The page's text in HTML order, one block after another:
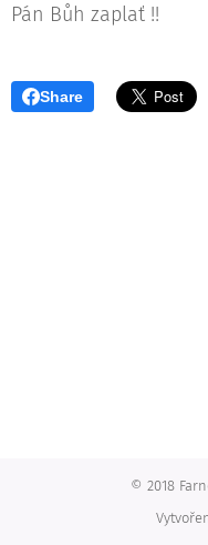
Pán Bůh zaplať !!
Share
© 2018